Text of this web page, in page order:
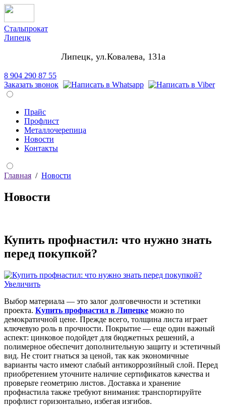
Стальпрокат
Липецк
Липецк, ул.Ковалева, 131а
8 904 290 87 55
Заказать звонок
Прайс
Профлист
Металлочерепица
Новости
Контакты
Главная / Новости
Новости
Купить профнастил: что нужно знать
перед покупкой?
Увеличить
Выбор материала — это залог долговечности и эстетики
проекта. Купить профнастил в Липецке можно по
демократичной цене. Прежде всего, толщина листа играет
ключевую роль в прочности. Покрытие — еще один важный
аспект: цинковое подойдет для бюджетных решений, а
полимерное обеспечит дополнительную защиту и эстетичный
вид. Не стоит гнаться за ценой, так как экономичные
варианты часто имеют слабый антикоррозийный слой. Перед
приобретением уточните наличие сертификатов качества и
проверьте геометрию листов. Доставка и хранение
профнастила также требуют внимания: транспортируйте
профлист горизонтально, избегая изгибов.